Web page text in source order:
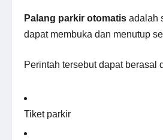
Palang parkir otomatis adalah
dapat membuka dan menutup
Perintah tersebut dapat berasal
Tiket parkir